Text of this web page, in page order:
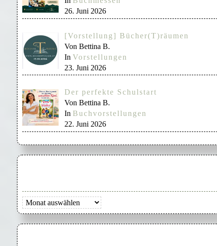
26. Juni 2026
[Vorstellung] Bücher(T)räumen
Von Bettina B.
In Vorstellungen
23. Juni 2026
Der perfekte Schulstart
Von Bettina B.
In Buchvorstellungen
22. Juni 2026
Archiv